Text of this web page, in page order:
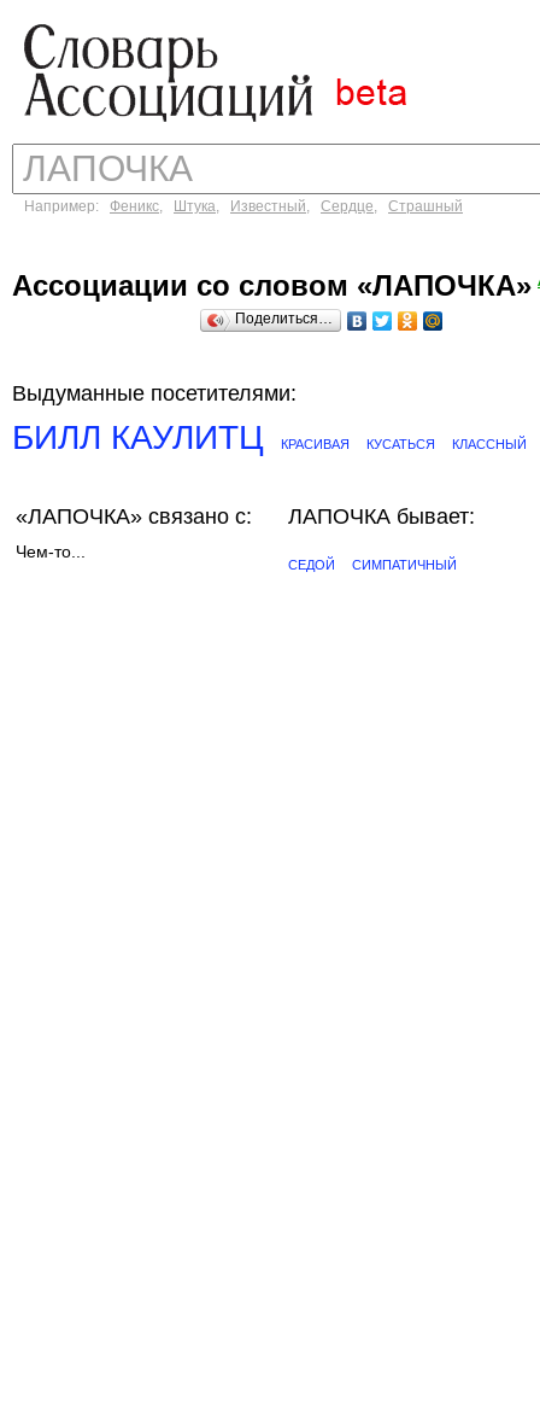
Например: Феникс, Штука, Известный, Сердце, Страшный
Ассоциации со словом «ЛАПОЧКА»
Поделиться…
Выдуманные посетителями:
БИЛЛ КАУЛИТЦ КРАСИВАЯ КУСАТЬСЯ КЛАССНЫЙ
«ЛАПОЧКА» связано с:
Чем-то...
ЛАПОЧКА бывает:
СЕДОЙ СИМПАТИЧНЫЙ